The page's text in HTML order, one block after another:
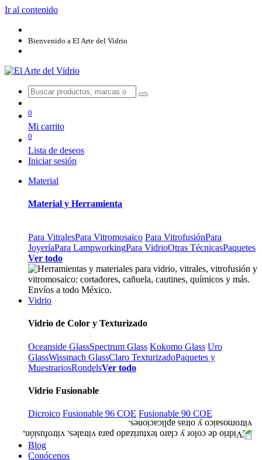
Ir al contenido
Bienvenido a El Arte del Vidrio
0
Mi carrito
0
Lista de deseos
Iniciar sesión
Material
Material y Herramienta
Para VitralesPara Vitromosaico Para VitrofusiónPara
JoyeríaPara LampworkingPara VidrioOtras TécnicasPaquetes
Ver todo
Vidrio
Vidrio de Color y Texturizado
Oceanside GlassSpectrum Glass Kokomo Glass Uro
GlassWissmach GlassClaro TexturizadoPaquetes y
MuestrariosRondelsVer todo
Vidrio Fusionable
Dicroico Fusionable 96 COE Fusionable 90 COE
Blog
Conócenos